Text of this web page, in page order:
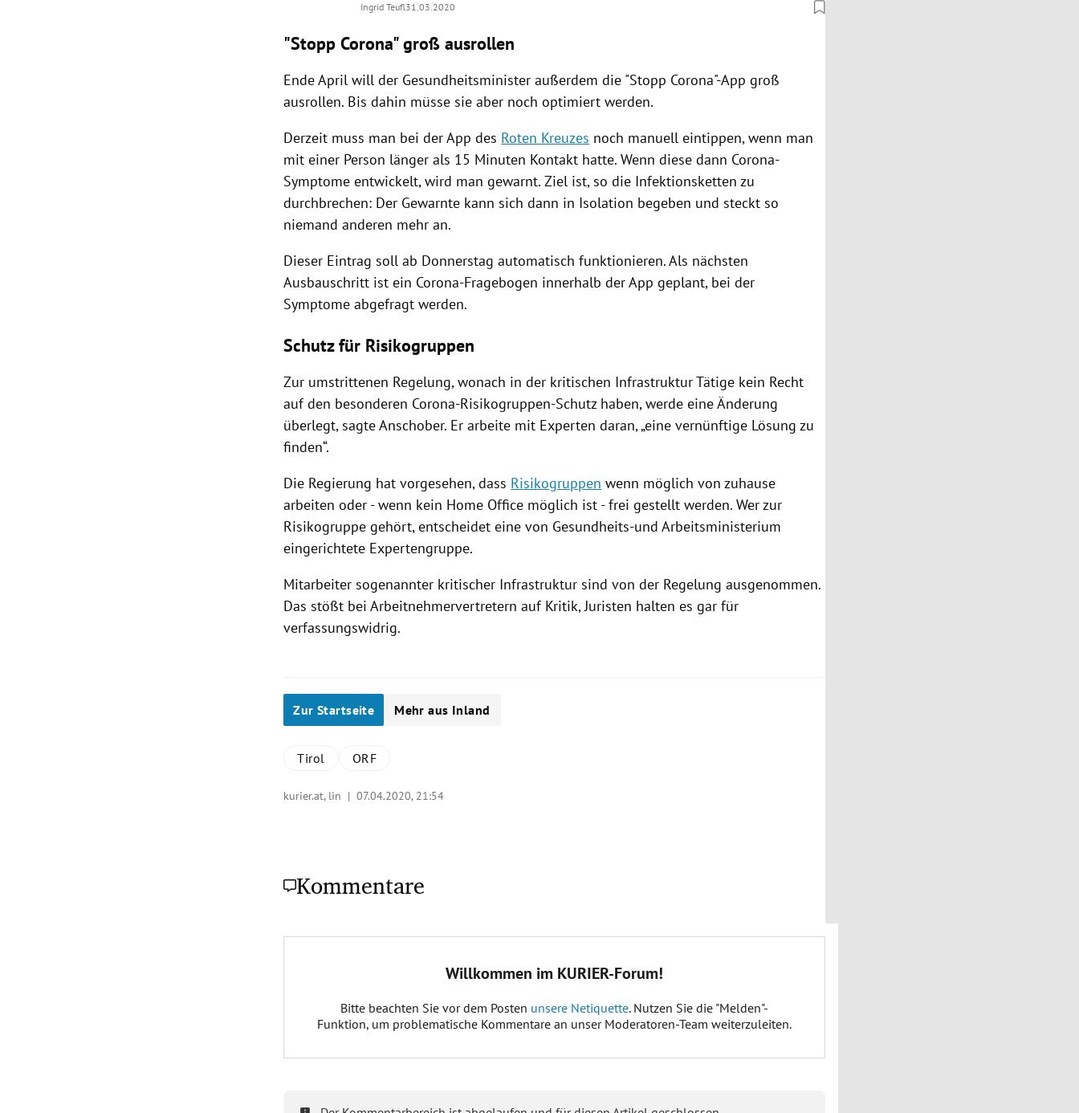
Ingrid Teufl31.03.2020
"Stopp Corona" groß ausrollen
Ende April will der Gesundheitsminister außerdem die "Stopp Corona"-App groß
ausrollen. Bis dahin müsse sie aber noch optimiert werden.
Derzeit muss man bei der App des Roten Kreuzes noch manuell eintippen, wenn man
mit einer Person länger als 15 Minuten Kontakt hatte. Wenn diese dann Corona-
Symptome entwickelt, wird man gewarnt. Ziel ist, so die Infektionsketten zu
durchbrechen: Der Gewarnte kann sich dann in Isolation begeben und steckt so
niemand anderen mehr an.
Dieser Eintrag soll ab Donnerstag automatisch funktionieren. Als nächsten
Ausbauschritt ist ein Corona-Fragebogen innerhalb der App geplant, bei der
Symptome abgefragt werden.
Schutz für Risikogruppen
Zur umstrittenen Regelung, wonach in der kritischen Infrastruktur Tätige kein Recht
auf den besonderen Corona-Risikogruppen-Schutz haben, werde eine Änderung
überlegt, sagteAnschober. Er arbeite mit Experten daran, „eine vernünftige Lösung zu
finden“.
Die Regierung hat vorgesehen, dass Risikogruppen wenn möglich von zuhause
arbeiten oder - wenn kein Home Office möglich ist - frei gestellt werden. Wer zur
Risikogruppe gehört, entscheidet eine von Gesundheits-undArbeitsministerium
eingerichtete Expertengruppe.
Mitarbeiter sogenannter kritischer Infrastruktur sind von der Regelung ausgenommen.
Das stößt bei Arbeitnehmervertretern auf Kritik, Juristen halten es gar für
verfassungswidrig.
Zur Startseite Mehr aus Inland
Tirol ORF
kurier.at, lin |07.04.2020, 21:54
Kommentare